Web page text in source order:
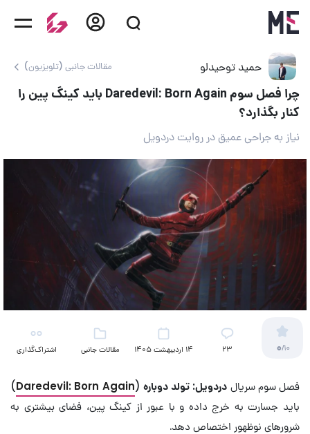
حمید توحیدلو مقالات جانبی (تلویزیون)
چرا فصل سوم Daredevil: Born Again باید کینگ پین را
کنار بگذارد؟
نیاز به جراحی عمیق در روایت دردویل
0/10
23 14 اردیبهشت 1405
مقالات جانبی
اشتراک‌گذاری
فصل سوم سریال دردویل: تولد دوباره (
Daredevil: Born Again
)
باید جسارت به خرج داده و با عبور از کینگ پین، فضای بیشتری به
شرورهای نوظهور اختصاص دهد.